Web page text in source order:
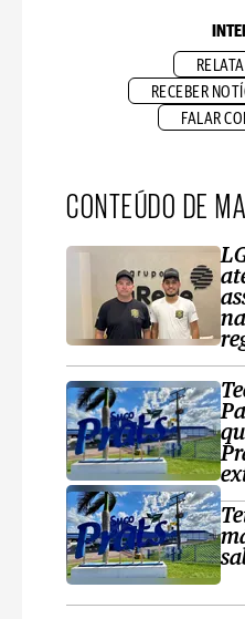
RECEBER
FALAR
CONTEÚDO DE